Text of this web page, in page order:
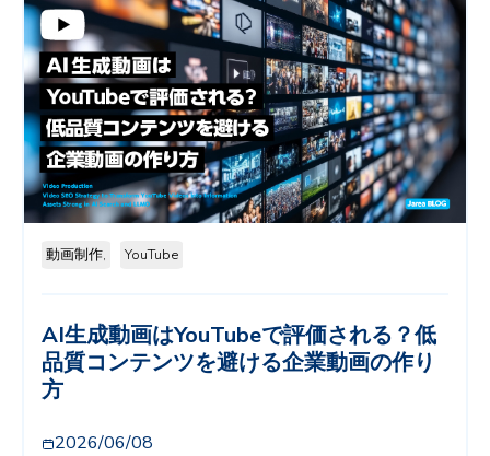
動画制作, YouTube
AI生成動画はYouTubeで評価される？低
品質コンテンツを避ける企業動画の作り
方
2026/06/08